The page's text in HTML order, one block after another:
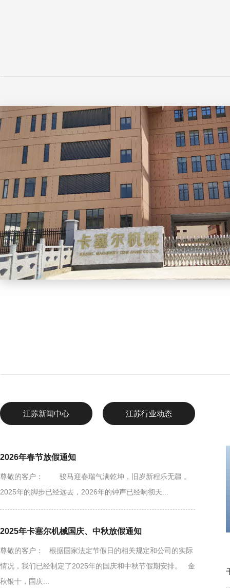
江苏新闻中心 江苏行业动态
2026年春节放假通知
尊敬的客户： 骏马迎春瑞气满乾坤，旧岁新程乐无疆 。
2025年的脚步已经远去，2026年的钟声已经响彻天...
2025年卡塞尔机械国庆、中秋放假通知
尊敬的客户： 根据国家法定节假日的相关规定和公司的实际
情况，我们已经制定了2025年的国庆和中秋节假期安排。 金
秋银十，国庆...